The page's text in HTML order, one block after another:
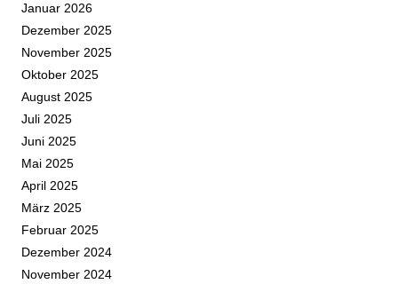
Januar 2026
Dezember 2025
November 2025
Oktober 2025
August 2025
Juli 2025
Juni 2025
Mai 2025
April 2025
März 2025
Februar 2025
Dezember 2024
November 2024